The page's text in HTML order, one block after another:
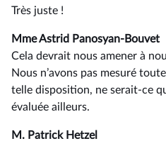
Très juste !
Mme Astrid Panosyan-Bouvet
Cela devrait nous amener à
Nous n’avons pas mesuré
telle disposition, ne serait-ce
évaluée ailleurs.
M. Patrick Hetzel